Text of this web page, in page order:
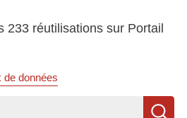
233 réutilisations sur Portail
de données